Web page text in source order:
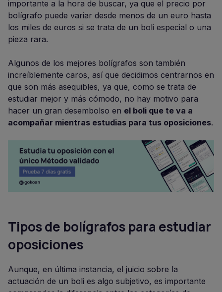
importante a la hora de buscar, ya que el precio por
bolígrafo puede variar desde menos de un euro hasta
los miles de euros si se trata de un boli especial o una
pieza rara.
Algunos de los mejores bolígrafos son también
increíblemente caros, así que decidimos centrarnos en
que son más asequibles, ya que, como se trata de
estudiar mejor y más cómodo, no hay motivo para
hacer un gran desembolso en el boli que te va a
acompañar mientras estudias para tus oposiciones.
Tipos de bolígrafos para estudiar
oposiciones
Aunque, en última instancia, el juicio sobre la
actuación de un boli es algo subjetivo, es importante